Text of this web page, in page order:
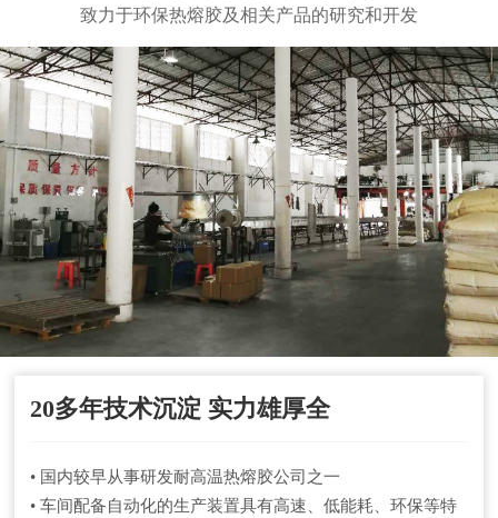
致力于环保热熔胶及相关产品的研究和开发
20多年技术沉淀 实力雄厚全
• 国内较早从事研发耐高温热熔胶公司之一
• 车间配备自动化的生产装置具有高速、低能耗、环保等特